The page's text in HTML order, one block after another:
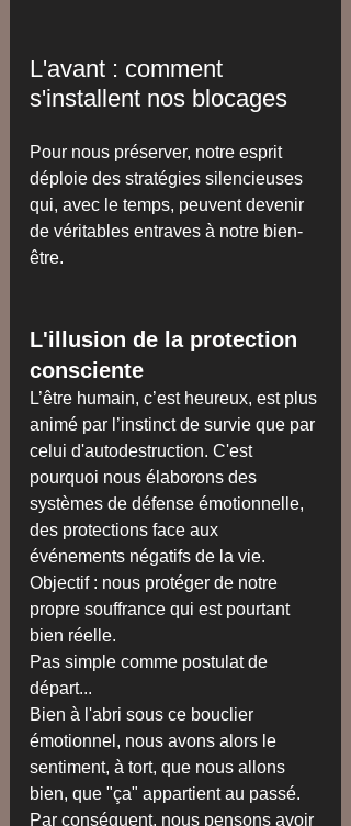
L'avant : comment
s'installent nos blocages
Pour nous préserver, notre esprit
déploie des stratégies silencieuses
qui, avec le temps, peuvent devenir
de véritables entraves à notre bien-
être.
L'illusion de la protection
consciente
L’être humain, c’est heureux, est plus
animé par l’instinct de survie que par
celui d'autodestruction. C'est
pourquoi nous élaborons des
systèmes de défense émotionnelle,
des protections face aux
événements négatifs de la vie.
Objectif : nous protéger de notre
propre souffrance qui est pourtant
bien réelle.
Pas simple comme postulat de
départ...
Bien à l'abri sous ce bouclier
émotionnel, nous avons alors le
sentiment, à tort, que nous allons
bien, que "ça" appartient au passé.
Par conséquent, nous pensons avoir